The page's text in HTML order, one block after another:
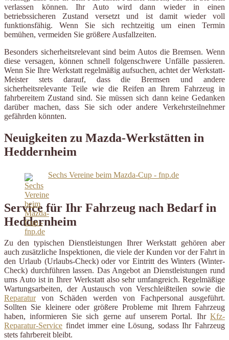
verlassen können. Ihr Auto wird dann wieder in einen
betriebssicheren Zustand versetzt und ist damit wieder voll
funktionsfähig. Wenn Sie sich rechtzeitig um einen Termin
bemühen, vermeiden Sie größere Ausfallzeiten.
Besonders sicherheitsrelevant sind beim Autos die Bremsen. Wenn
diese versagen, können schnell folgenschwere Unfälle passieren.
Wenn Sie Ihre Werkstatt regelmäßig aufsuchen, achtet der Werkstatt-
Meister stets darauf, dass die Bremsen und andere
sicherheitsrelevante Teile wie die Reifen an Ihrem Fahrzeug in
fahrbereitem Zustand sind. Sie müssen sich dann keine Gedanken
darüber machen, dass Sie sich oder andere Verkehrsteilnehmer
gefährden könnten.
Neuigkeiten zu Mazda-Werkstätten in
Heddernheim
Sechs Vereine beim Mazda-Cup - fnp.de
Service für Ihr Fahrzeug nach Bedarf in
Heddernheim
Zu den typischen Dienstleistungen Ihrer Werkstatt gehören aber
auch zusätzliche Inspektionen, die viele der Kunden vor der Fahrt in
den Urlaub (Urlaubs-Check) oder vor Eintritt des Winters (Winter-
Check) durchführen lassen. Das Angebot an Dienstleistungen rund
ums Auto ist in Ihrer Werkstatt also sehr umfangreich. Regelmäßige
Wartungsarbeiten, der Austausch von Verschleißteilen sowie die
Reparaturvon Schäden werden von Fachpersonal ausgeführt.
Sollten Sie kleinere oder größere Probleme mit Ihrem Fahrzeug
haben, informieren Sie sich gerne auf unserem Portal. Ihr Kfz-
Reparatur-Service findet immer eine Lösung, sodass Ihr Fahrzeug
stets fahrbereit bleibt.